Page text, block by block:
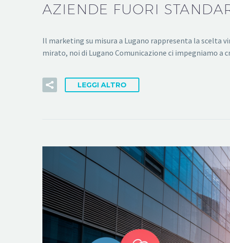
AZIENDE FUORI
Il marketing su misura a Lugano rappresenta la scelta
mirato, noi di Lugano Comunicazione ci impegniamo
LEGGI ALTRO